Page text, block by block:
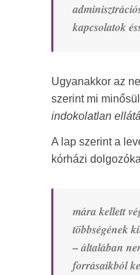
kapcsolatok
Ugyanakkor az
szerint mi minősül
indokolatlan
A lap szerint a
kórházi
mára kellett
többségének
– általában
forrásaikból